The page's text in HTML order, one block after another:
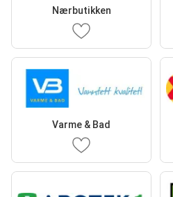
Nærbutikken
Varme & Bad